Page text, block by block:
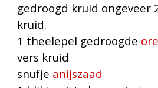
gedroogd kruid ongeveer
kruid.
1 theelepel gedroogde
vers kruid
snufje anijszaad